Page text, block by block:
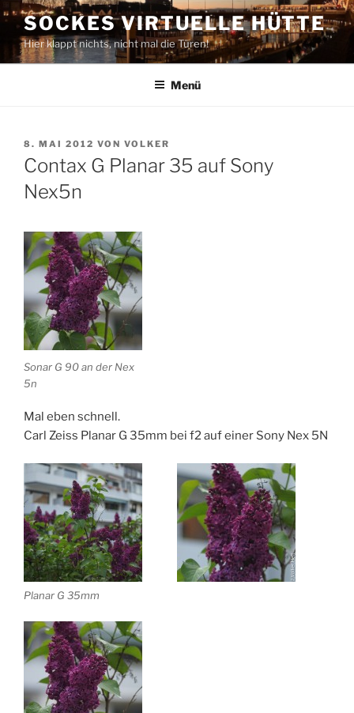
Zum
Inhalt
springen
SOCKES VIRTUELLE HÜTTE
Hier klappt nichts, nicht mal die Türen!
Menü
VERÖFFENTLICHT
AM
8. MAI 2012 VON VOLKER
Contax G Planar 35 auf Sony
Nex5n
Sonar G 90 an der Nex
5n
Mal eben schnell.
Carl Zeiss Planar G 35mm bei f2 auf einer Sony Nex 5N
Planar G 35mm